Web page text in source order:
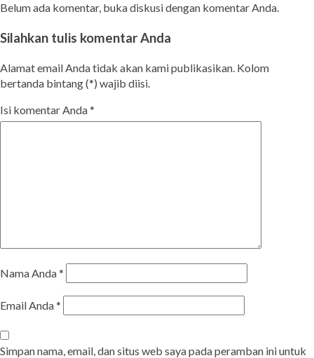
Belum ada komentar, buka diskusi dengan komentar Anda.
Silahkan tulis komentar Anda
Alamat email Anda tidak akan kami publikasikan. Kolom
bertanda bintang (*) wajib diisi.
Isi komentar Anda*
Nama Anda*
Email Anda*
Simpan nama, email, dan situs web saya pada peramban ini untuk